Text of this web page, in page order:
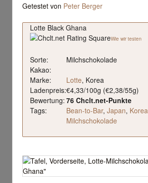
Getestet von Peter Berger
Lotte Black Ghana
Wie wir testen
Sorte:
Milchschokolade
Kakao:
Marke:
Lotte, Korea
Ladenpreis:€4,33/100g (€2,38/55g)
Bewertung: 76 Chclt.net-Punkte
Tags:
Bean-to-Bar, Japan, Korea
Milchschokolade